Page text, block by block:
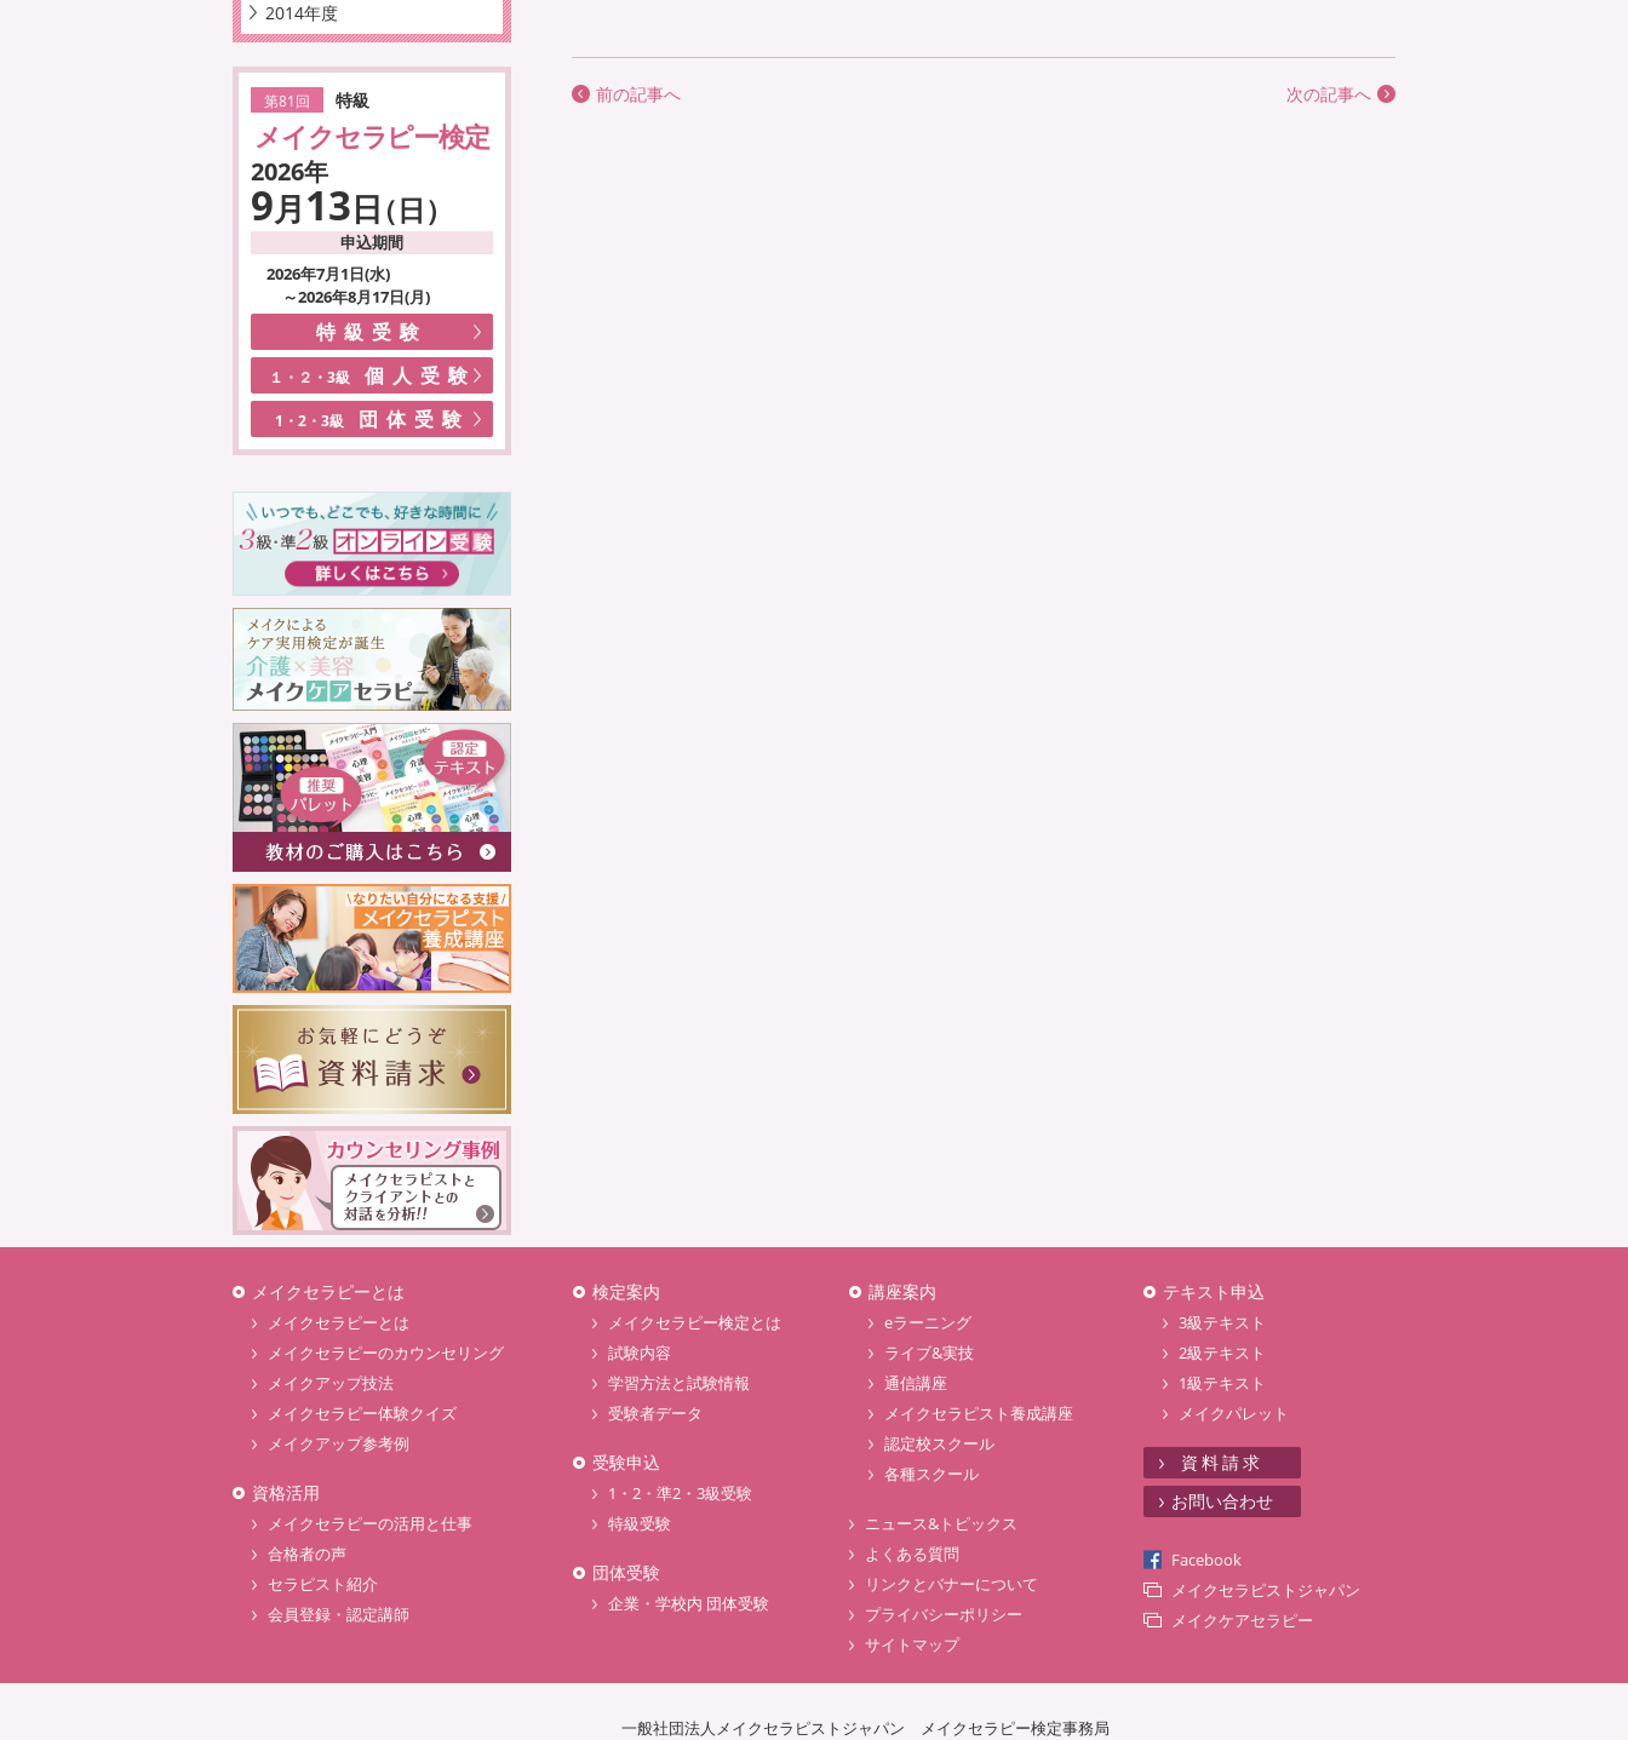
前の記事へ 次の記事へ
2014年度
第81回 特級
メイクセラピー検定
2026年
9月13日（日）
申込期間
2026年7月1日(水)
～2026年8月17日(月)
特級受験
１・２・3級 個人受験
1・2・3級 団体受験
メイクセラピーとは
メイクセラピーとは
メイクセラピーのカウンセリング
メイクアップ技法
メイクセラピー体験クイズ
メイクアップ参考例
資格活用
メイクセラピーの活用と仕事
合格者の声
セラピスト紹介
会員登録・認定講師
検定案内
メイクセラピー検定とは
試験内容
学習方法と試験情報
受験者データ
受験申込
1・2・準2・3級受験
特級受験
団体受験
企業・学校内 団体受験
講座案内
eラーニング
ライブ&実技
通信講座
メイクセラピスト養成講座
認定校スクール
各種スクール
ニュース&トピックス
よくある質問
リンクとバナーについて
プライバシーポリシー
サイトマップ
テキスト申込
3級テキスト
2級テキスト
1級テキスト
メイクパレット
資料請求
お問い合わせ
Facebook
メイクセラピストジャパン
メイクケアセラピー
一般社団法人メイクセラピストジャパン メイクセラピー検定事務局